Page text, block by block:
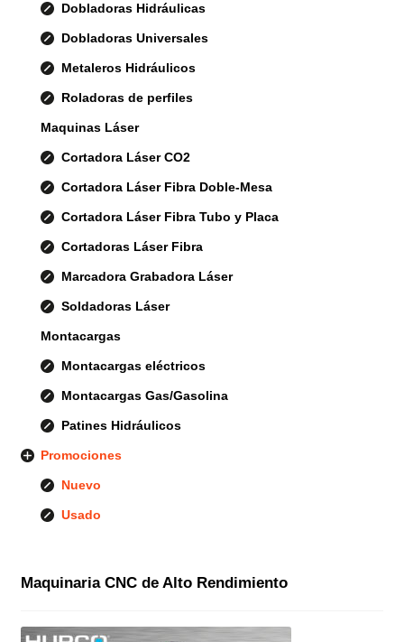
Dobladoras Hidráulicas
Dobladoras Universales
Metaleros Hidráulicos
Roladoras de perfiles
Maquinas Láser
Cortadora Láser CO2
Cortadora Láser Fibra Doble-Mesa
Cortadora Láser Fibra Tubo y Placa
Cortadoras Láser Fibra
Marcadora Grabadora Láser
Soldadoras Láser
Montacargas
Montacargas eléctricos
Montacargas Gas/Gasolina
Patines Hidráulicos
Promociones
Nuevo
Usado
Maquinaria CNC de Alto Rendimiento